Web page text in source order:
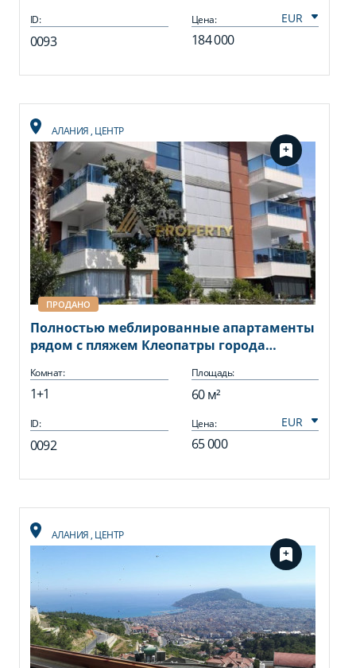
ID:
0093
Цена:
184 000
АЛАНИЯ, ЦЕНТР
ПРОДАНО
Полностью меблированные апартаменты
рядом с пляжем Клеопатры города
Комнат:
1+1
Площадь:
60 м²
ID:
0092
Цена:
65 000
АЛАНИЯ, ЦЕНТР